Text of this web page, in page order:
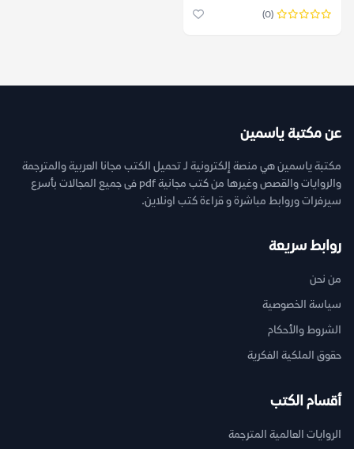
(0)
عن مكتبة ياسمين
مكتبة ياسمين هي منصة إلكترونية لـ تحميل الكتب مجانا العربية والمترجمة
والروايات والقصص وغيرها من كتب مجانية pdf فى جميع المجالات بأسرع
سيرفرات وروابط مباشرة و قراءة كتب اونلاين.
روابط سريعة
من نحن
سياسة الخصوصية
الشروط والأحكام
حقوق الملكية الفكرية
أقسام الكتب
الروايات العالمية المترجمة